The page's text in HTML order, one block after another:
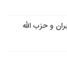
و حزب الله